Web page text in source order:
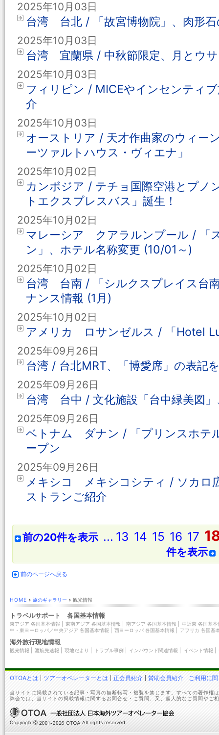
2025年10月03日
台湾 台北 / 「故宮博物院」、肉形石
2025年10月03日
台湾 宜蘭県 / 中秋節限定、月とウ
2025年10月03日
フィリピン / MICEやインセンティ
介
2025年10月03日
オーストリア / 天才作曲家のウィー
ーツァルトハウス・ヴィエナ」
2025年10月02日
カンボジア / テチョ国際空港とプノ
トエクスプレスバス」誕生！
2025年10月02日
マレーシア クアラルンプール / 「
ン」、ホテル名称変更 (10/01～)
2025年10月02日
台湾 台南 / 「シルクスプレイス台
ナンス情報 (1月)
2025年10月02日
アメリカ ロサンゼルス / 「Hotel
2025年09月26日
台湾 / 台北MRT、「博愛席」の表記
2025年09月26日
台湾 台中 / 文化施設「台中緑美図
2025年09月26日
ベトナム ダナン / 「プリンスホテ
ープン
2025年09月26日
メキシコ メキシコシティ / ソカロ
ストランご紹介
前の20件を表示 ... 13 14 15 16 17
件を表示
前のページへ戻る
HOME › 旅のギャラリー › 観光情報
トラベルサポート 各国基本情報
東アジア 各国基本情報 東南アジア 各国基本情報 南アジア 各国基本情報
中近東 各国基本
中・東ヨーロッパ／中央アジア 各国基本情報
西ヨーロッパ 各国基本情報 アフリカ 各国基
海外旅行現地情報
観光情報 渡航先速報 現地だより トラブル事例 インバウンド関連情報 イベント情報
OTOAとは ツアーオペレーターとは 正会員紹介 賛助会員紹介 ご利用に
当サイトに掲載されている記事・写真の無断転写・複製を禁じます。すべての著作権
弊会では、当サイトの掲載情報に関するお問合せ・ご質問、又、個人的なご質問やご